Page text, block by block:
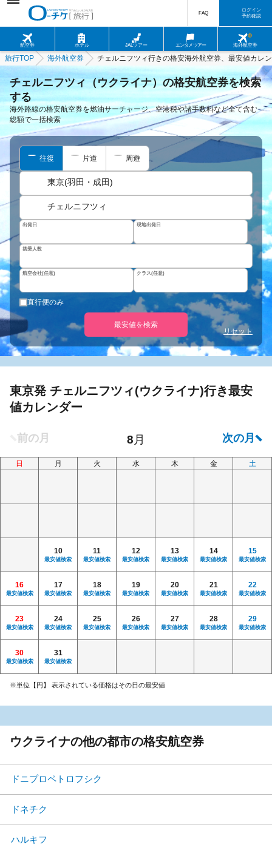
航空券 ホテル JALツアー エンタメツアー 海外航空券
FAQ
ログイン
予約確認
旅行TOP 海外航空券 チェルニフツィ行きの格安海外航空券、最安値カレ
チェルニフツィ（ウクライナ）の格安航空券を検索
する
海外路線の格安航空券を燃油サーチャージ、空港税や諸手数料など全て含む
総額で一括検索
往復 片道 周遊
東京(羽田・成田)
チェルニフツィ
出発日 現地出発日
搭乗人数
航空会社(任意) クラス(任意)
直行便のみ
最安値を検索
リセット
東京発 チェルニフツィ(ウクライナ)行き最安
値カレンダー
日 月 火 水 木 金 土
10
最安値検索
11
最安値検索
12
最安値検索
13
最安値検索
14
最安値検索
15
最安値検索
16
最安値検索
17
最安値検索
18
最安値検索
19
最安値検索
20
最安値検索
21
最安値検索
22
最安値検索
23
最安値検索
24
最安値検索
25
最安値検索
26
最安値検索
27
最安値検索
28
最安値検索
29
最安値検索
30
最安値検索
31
最安値検索
※単位【円】 表示されている価格はその日の最安値
ウクライナの他の都市の格安航空券
ドニプロペトロフシク
ドネチク
ハルキフ